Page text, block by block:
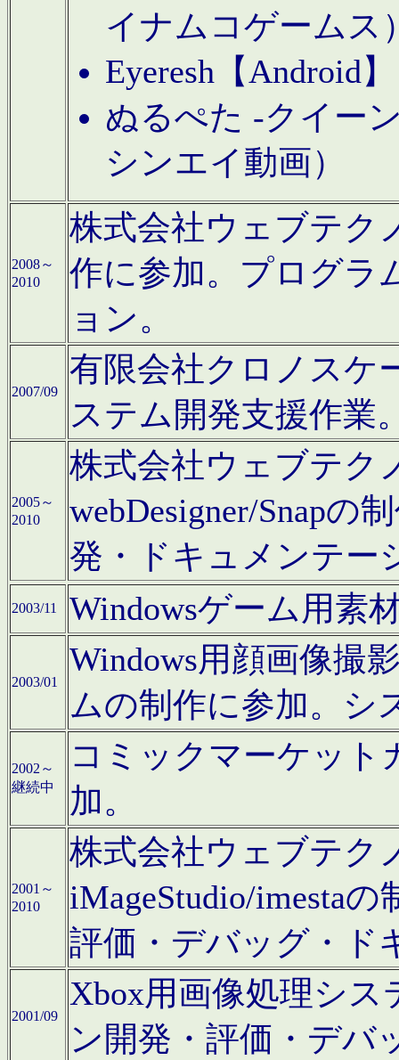
イナムコゲームス
Eyeresh【Android
ぬるぺた -クイー
シンエイ動画）
2008～
2010
株式会社ウェブテク
作に参加。プログラ
ョン。
2007/09
有限会社クロノスケ
ステム開発支援作業
2005～
2010
株式会社ウェブテク
webDesigner/Snapの
発・ドキュメンテー
2003/11 Windowsゲーム用素
2003/01
Windows用顔画像撮
ムの制作に参加。シ
2002～
継続中
コミックマーケット
加。
2001～
2010
株式会社ウェブテク
iMageStudio/imesta
評価・デバッグ・ド
2001/09
Xbox用画像処理シ
ン開発・評価・デバ